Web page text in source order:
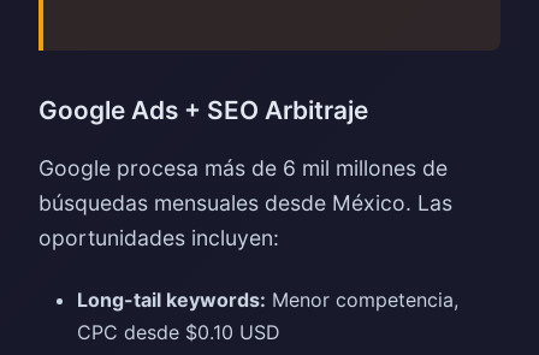
Google Ads + SEO Arbitraje
Google procesa más de 6 mil millones de
búsquedas mensuales desde México. Las
oportunidades incluyen:
Long-tail keywords: Menor competencia,
CPC desde $0.10 USD